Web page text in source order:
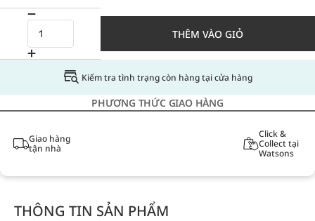
THÊM VÀO GIỎ
Kiểm tra tình trạng còn hàng tại cửa hàng
PHƯƠNG THỨC GIAO HÀNG
Giao hàng
tận nhà
Click &
Collect tại
Watsons
THÔNG TIN SẢN PHẨM